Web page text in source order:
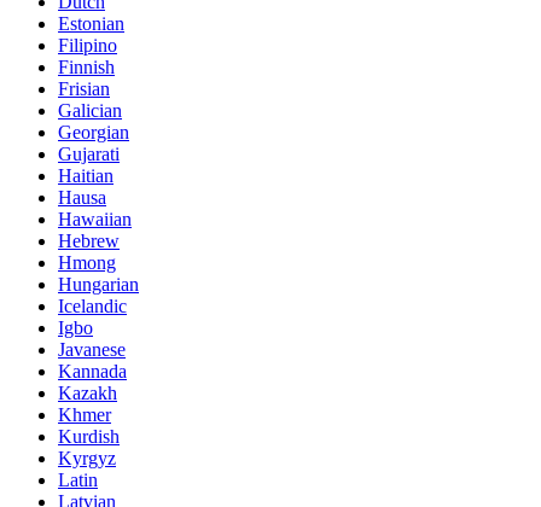
Estonian
Filipino
Finnish
Frisian
Galician
Georgian
Gujarati
Haitian
Hausa
Hawaiian
Hebrew
Hmong
Hungarian
Icelandic
Igbo
Javanese
Kannada
Kazakh
Khmer
Kurdish
Kyrgyz
Latin
Latvian